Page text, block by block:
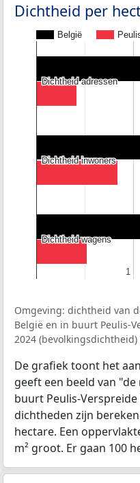
Dichtheid per
België
1
1
Dichtheid adressen
Dichtheid adressen
Dichtheid inwoners
Dichtheid inwoners
Dichtheid wagens
Dichtheid wagens
Omgeving: dichtheid van
België en in buurt Peulis-
2024
De grafiek toont het
geeft een beeld van
buurt Peulis-
dichtheden zijn
hectare. Een
m² groot. Er gaan 100